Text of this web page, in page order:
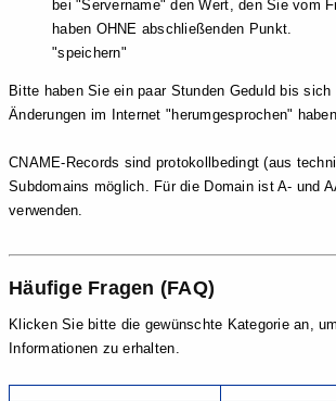
bei "Servername" den Wert, den Sie vom
haben OHNE abschließenden Punkt.
"speichern"
Bitte haben Sie ein paar Stunden Geduld bis sich
Änderungen im Internet "herumgesprochen"
CNAME-Records sind protokollbedingt (aus
Subdomains möglich. Für die Domain ist A- und
verwenden.
Häufige Fragen (FAQ)
Klicken Sie bitte die gewünschte Kategorie an,
Informationen zu erhalten.